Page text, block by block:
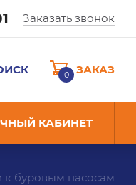
Заказать звонок
0 ЗАКАЗ
КАБИНЕТ
к буровым насосам